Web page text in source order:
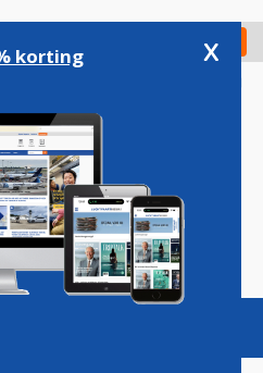
Check in
Vacatures
korting x